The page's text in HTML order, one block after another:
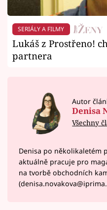
SERIÁLY A FILMY
Lukáš z Prostřeno!
partnera
Autor
Denisa
Všechny
Denisa po několikaletém
aktuálně pracuje pro
na tvorbě obchodních